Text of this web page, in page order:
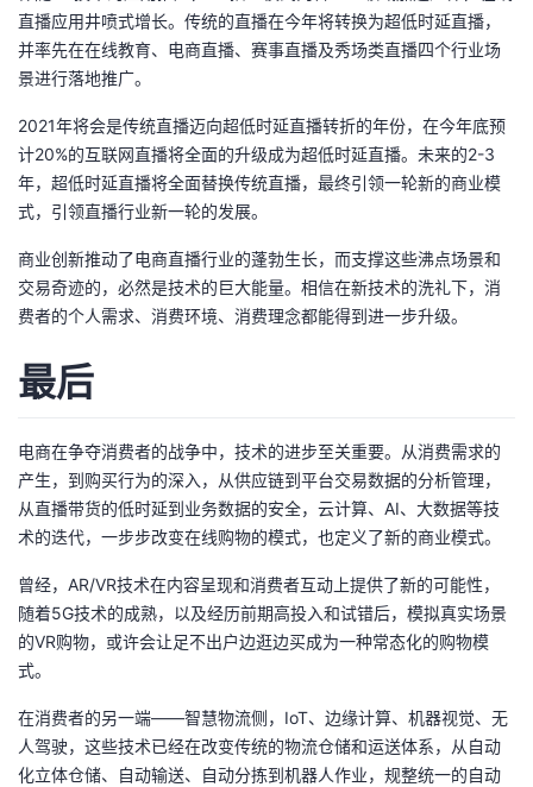
直播应用井喷式增长。传统的直播在今年将转换为超低时延直播，
并率先在在线教育、电商直播、赛事直播及秀场类直播四个行业场
景进行落地推广。
2021年将会是传统直播迈向超低时延直播转折的年份，在今年底预
计20%的互联网直播将全面的升级成为超低时延直播。未来的2-3
年，超低时延直播将全面替换传统直播，最终引领一轮新的商业模
式，引领直播行业新一轮的发展。
商业创新推动了电商直播行业的蓬勃生长，而支撑这些沸点场景和
交易奇迹的，必然是技术的巨大能量。相信在新技术的洗礼下，消
费者的个人需求、消费环境、消费理念都能得到进一步升级。
最后
电商在争夺消费者的战争中，技术的进步至关重要。从消费需求的
产生，到购买行为的深入，从供应链到平台交易数据的分析管理，
从直播带货的低时延到业务数据的安全，云计算、AI、大数据等技
术的迭代，一步步改变在线购物的模式，也定义了新的商业模式。
曾经，AR/VR技术在内容呈现和消费者互动上提供了新的可能性，
随着5G技术的成熟，以及经历前期高投入和试错后，模拟真实场景
的VR购物，或许会让足不出户边逛边买成为一种常态化的购物模
式。
在消费者的另一端——智慧物流侧，IoT、边缘计算、机器视觉、无
人驾驶，这些技术已经在改变传统的物流仓储和运送体系，从自动
化立体仓储、自动输送、自动分拣到机器人作业，规整统一的自动